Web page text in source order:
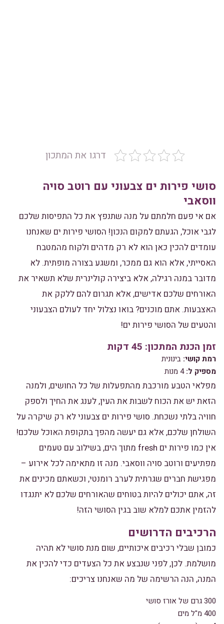
דרגו את המתכון
סושי פירות ים צבעוני עם רוטב סויה
ווסאבי
אם אי פעם חלמתם על מנה שתנפץ את כל התפיסות שלכם
לגבי אוכל, הגעתם למקום הנכון! הסושי פירות ים שאנחנו
עומדים להכין כאן הוא לא רק מדהים ולקוח מהמטבח
האסייתי, אלא הוא גם ממכר, ומשגע בצורה מופתית. לא
מדובר במנה רגילה, אלא ביצירה קולינרית שלא תשאיר את
האורחים שלכם אדישים, אלא תגרום להם ללקק את
האצבעות. אתם מוכנים? בואו נצלול יחד לעולם הצבעוני
והטעים של הסושי פירות ים!
זמן הכנת המתכון: 45 דקות
רמת קושי: בינונית
מספיק ל:4 מנות
מפלאי הטבע מורכבת מהתפעלות של כל החושים, ולמנה
הזאת יש את הכוח לשבות את העין, לענג את החיך ולספק
חוויה בלתי נשכחת. סושי פירות ים צבעוני לא רק שיקרה על
השולחן שלכם, אלא גם יעשה מהפך בתקופת האוכל שלכם!
אין כמו פירות ים fresh מתוך הים, בשילוב עם טעמים
מפתיעים ורוטב סויה ווסאבי. מנה זו מתאימה לכל אירוע –
מפגישת חברים שגרתית לערב רומנטי, וכשאתם מכינים את
זה, אתם יכולים להיות בטוחים שהאורחים שלכם לא יתנגדו
להזמין אתכם למלא שוב בגין הסושי הזה!
הרכיבים הדרושים
כמובן שבלי רכיבים איכותיים, שום מנת סושי לא תהיה
מושלמת. לכן, לפני שנבצע את כל הצעדים כדי להכין את
המנה, הנה הרשימה של מה שאנחנו צריכים:
300 גרם של אורז סושי
400 מ"ל מים